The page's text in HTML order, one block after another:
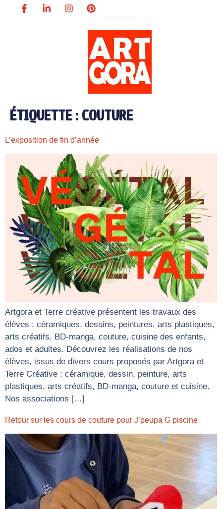
ÉTIQUETTE : COUTURE
L’exposition de fin d’année
Artgora et Terre créative présentent les travaux des
élèves : céramiques, dessins, peintures, arts plastiques,
arts créatifs, BD-manga, couture, cuisine des enfants,
ados et adultes. Découvrez les réalisations de nos
élèves, issus de divers cours proposés par Artgora et
Terre Créative : céramique, dessin, peinture, arts
plastiques, arts créatifs, BD-manga, couture et cuisine.
Nos associations […]
Retour sur les cours de couture pour J’peupa G piscine